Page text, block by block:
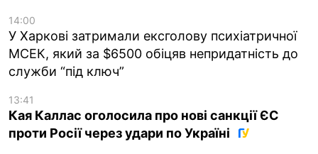
14:00
У Харкові затримали ексголову психіатричної
МСЕК, який за $6500 обіцяв непридатність до
служби “під ключ”
13:41
Кая Каллас оголосила про нові санкції ЄС
проти Росії через удари по Україні